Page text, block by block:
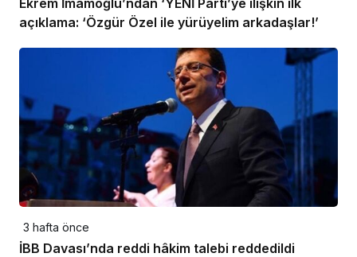
açıklama: ‘Özgür Özel ile yürüyelim arkadaşlar!’
3 hafta önce
İBB Davası’nda reddi hâkim talebi reddedildi